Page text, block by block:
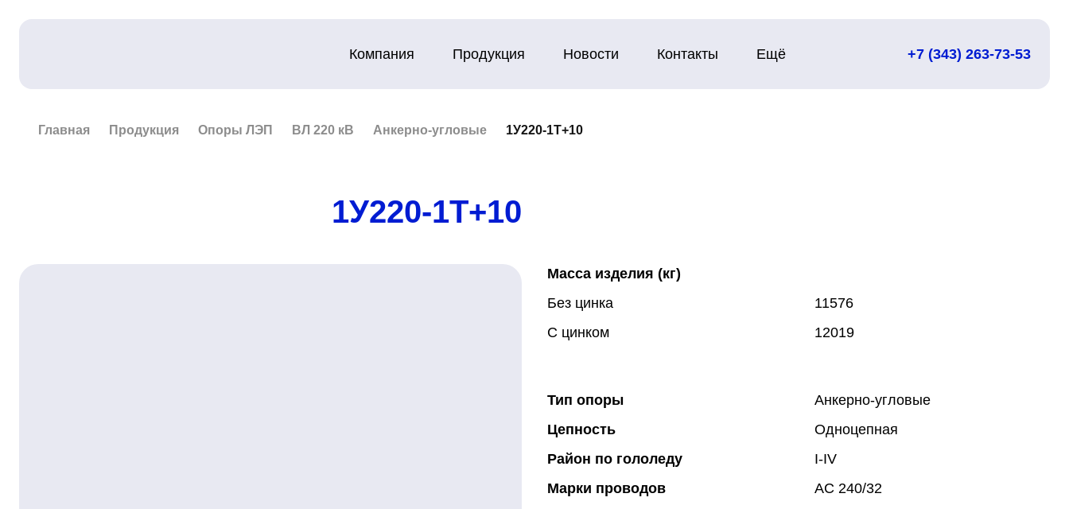
Компания Продукция Новости Контакты Ещё +7 (343) 263-73-53
Главная Продукция Опоры ЛЭП ВЛ 220 кВ Анкерно-угловые 1У220-1Т+10
1У220-1Т+10
Масса изделия (кг)
Без цинка
11576
С цинком
12019
Тип опоры
Анкерно-угловые
Цепность
Одноцепная
Район по гололеду
I-IV
Марки проводов
АС 240/32